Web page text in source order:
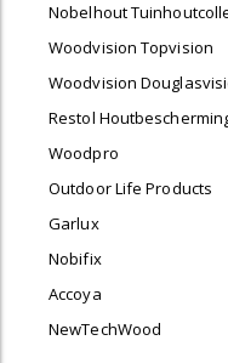
Nobelhout
Woodvision Topvision
Woodvision
Restol
Woodpro
Outdoor Life Products
Garlux
Nobifix
Accoya
NewTechWood